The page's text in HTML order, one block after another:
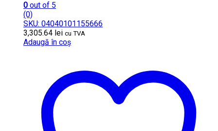
0 out of 5
(0)
SKU: 04040101155666
3,305.64 lei cu TVA
Adaugă în coș